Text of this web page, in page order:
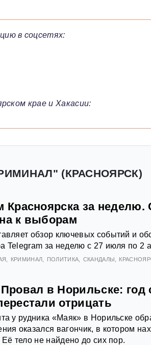
в соцсетях:
крае и Хакасии:
(КРАСНОЯРСК)
Красноярска за неделю.
к выборам
обзор ключевых событий и
Telegram за неделю с 27 июля по 2
КРИМИНАЛ ПОЛИТИКА СКАНДАЛЫ
в Норильске: год
отрицать
у рудника «Маяк» в Норильске
оказался вагончик, в котором
Её тело не найдено до сих пор.